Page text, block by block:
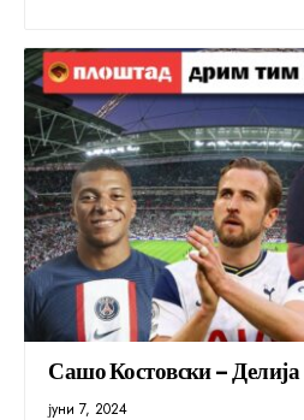
Сашо Костовски – Делија
јуни 7, 2024